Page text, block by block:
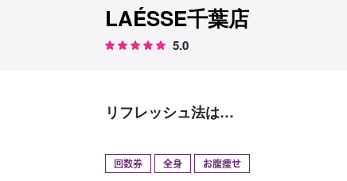
予約確認
LAÉSSE千葉店
5.0
リフレッシュ法は…
回数券 全身 お腹痩せ